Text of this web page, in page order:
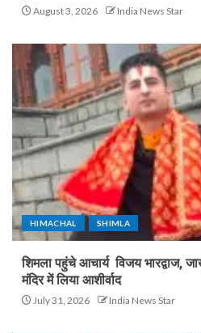
August 3, 2026 India News Star
HIMACHAL SHIMLA
शिमला पहुंचे आचार्य विजय भारद्वाज,
मंदिर में लिया आशीर्वाद
July 31, 2026 India News Star